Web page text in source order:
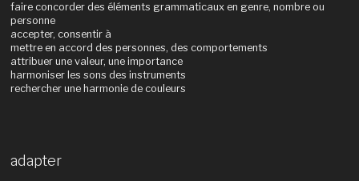
faire concorder des éléments grammaticaux en genre, nombre ou
personne
accepter, consentir à
mettre en accord des personnes, des comportements
attribuer une valeur, une importance
harmoniser les sons des instruments
rechercher une harmonie de couleurs
adapter